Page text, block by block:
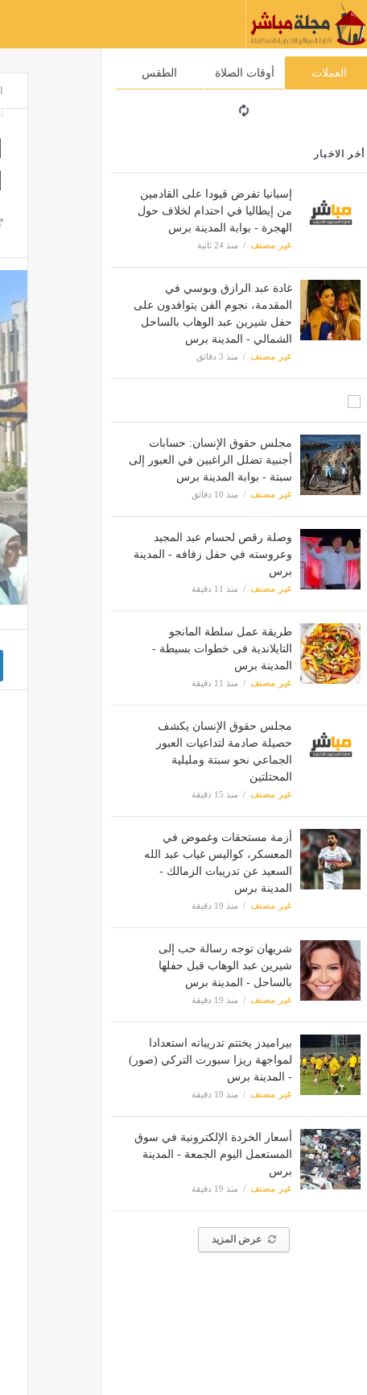
العملات أوقات الصلاة الطقس
أخر الاخبار
إسبانيا تفرض قيودا على القادمين
من إيطاليا في احتدام لخلاف حول
الهجرة - بوابة المدينة برس
غير مصنف منذ 24 ثانية
غادة عبد الرازق وبوسي في
المقدمة، نجوم الفن يتوافدون على
حفل شيرين عبد الوهاب بالساحل
الشمالي - المدينة برس
غير مصنف منذ 3 دقائق
مجلس حقوق الإنسان: حسابات
أجنبية تضلل الراغبين في العبور إلى
سبتة - بوابة المدينة برس
غير مصنف منذ 10 دقائق
وصلة رقص لحسام عبد المجيد
وعروسته في حفل زفافه - المدينة
برس
غير مصنف منذ 11 دقيقة
طريقة عمل سلطة المانجو
التايلاندية فى خطوات بسيطة -
المدينة برس
غير مصنف منذ 11 دقيقة
مجلس حقوق الإنسان يكشف
حصيلة صادمة لتداعيات العبور
الجماعي نحو سبتة ومليلية
المحتلتين
غير مصنف منذ 15 دقيقة
أزمة مستحقات وغموض في
المعسكر، كواليس غياب عبد الله
السعيد عن تدريبات الزمالك -
المدينة برس
غير مصنف منذ 19 دقيقة
شريهان توجه رسالة حب إلى
شيرين عبد الوهاب قبل حفلها
بالساحل - المدينة برس
غير مصنف منذ 19 دقيقة
بيراميدز يختتم تدريباته استعدادا
لمواجهة ريزا سبورت التركي (صور)
- المدينة برس
غير مصنف منذ 19 دقيقة
أسعار الخردة الإلكترونية في سوق
المستعمل اليوم الجمعة - المدينة
برس
غير مصنف منذ 19 دقيقة
عرض المزيد